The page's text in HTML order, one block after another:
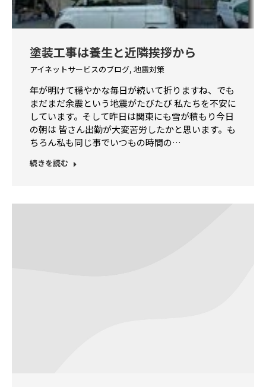
塗装工事は養生と近隣挨拶から
アイネットサービスのブログ, 地震対策
年が明けて穏やかな毎日が続いて折りますね、でも
まだまだ余震という地震がたびたび 私たちを不安に
しています。そして昨日は関東にも雪が積もり今日
の朝は 皆さん出勤が大変苦労したかと思います。も
ちろん私も同じ事でいつもの時間の…
続きを読む